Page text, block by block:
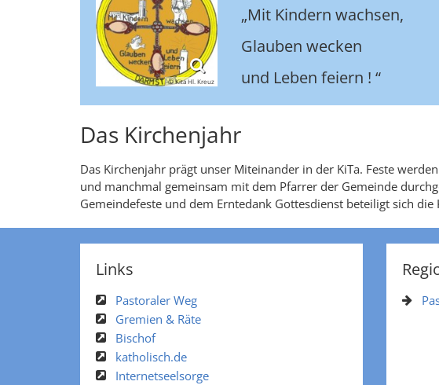
© Kita Hl. Kreuz
„Mit Kindern wachsen,
Glauben wecken
und Leben feiern ! “
Das Kirchenjahr
Das Kirchenjahr prägt unser Miteinander in der KiTa. Feste
und manchmal gemeinsam mit dem Pfarrer der Gemeinde
Gemeindefeste und dem Erntedank Gottesdienst beteiligt sich die
Links
Pastoraler Weg
Gremien & Räte
Bischof
katholisch.de
Internetseelsorge